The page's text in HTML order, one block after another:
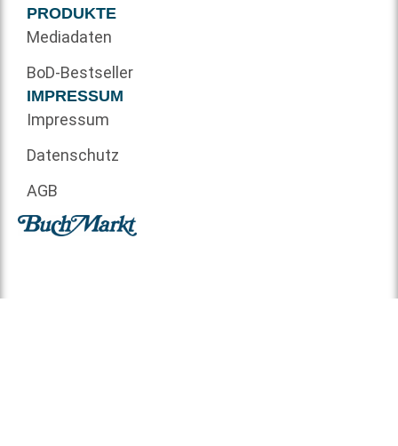
PRODUKTE
Mediadaten
BoD-Bestseller
IMPRESSUM
Impressum
Datenschutz
AGB